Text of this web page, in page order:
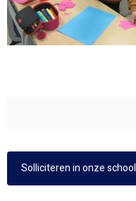
Solliciteren in onze school